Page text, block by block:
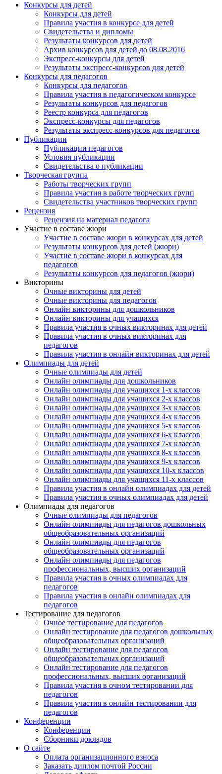
Конкурсы для детей
Конкурсы для детей
Правила участия в конкурсе для детей
Свидетельства и дипломы
Результаты конкурсов для детей
Архив конкурсов для детей до 08.08.2016
Экспресс-конкурсы для детей
Результаты экспресс-конкурсов для детей
Конкурсы для педагогов
Конкурсы для педагогов
Правила участия в педагогическом конкурсе
Результаты конкурсов для педагогов
Реестр конкурса для педагогов
Экспресс-конкурсы для педагогов
Результаты экспресс-конкурсов для педагогов
Публикации
Публикации педагогов
Условия публикации
Свидетельства о публикации
Творческая группа
Работы творческих групп
Правила участия в работе творческих групп
Свидетельства участников творческих групп
Рецензия
Рецензия на материал педагога
Участие в составе жюри
Участие в составе жюри в конкурсах для детей
Результаты конкурсов для детей (жюри)
Участие в составе жюри в конкурсах для
педагогов
Результаты конкурсов для педагогов (жюри)
Викторины
Очные викторины для детей
Очные викторины для педагогов
Онлайн викторины для дошкольников
Онлайн викторины для учащихся
Правила участия в очных викторинах для детей
Правила участия в очных викторинах для
педагогов
Правила участия в онлайн викторинах для детей
Олимпиады для детей
Очные олимпиады для детей
Онлайн олимпиады для дошкольников
Онлайн олимпиады для учащихся 1-х классов
Онлайн олимпиады для учащихся 2-х классов
Онлайн олимпиады для учащихся 3-х классов
Онлайн олимпиады для учащихся 4-х классов
Онлайн олимпиады для учащихся 5-х классов
Онлайн олимпиады для учащихся 6-х классов
Онлайн олимпиады для учащихся 7-х классов
Онлайн олимпиады для учащихся 8-х классов
Онлайн олимпиады для учащихся 9-х классов
Онлайн олимпиады для учащихся 10-х классов
Онлайн олимпиады для учащихся 11-х классов
Правила участия в онлайн олимпиадах для детей
Правила участия в очных олимпиадах для детей
Олимпиады для педагогов
Очные олимпиады для педагогов
Онлайн олимпиады для педагогов дошкольных
общеобразовательных организаций
Онлайн олимпиады для педагогов
общеобразовательных организаций
Онлайн олимпиады для педагогов
профессиональных, высших организаций
Правила участия в очных олимпиадах для
педагогов
Правила участия в онлайн олимпиадах для
педагогов
Тестирование для педагогов
Очное тестирование для педагогов
Онлайн тестирование для педагогов дошкольных
общеобразовательных организаций
Онлайн тестирование для педагогов
общеобразовательных организаций
Онлайн тестирование для педагогов
профессиональных, высших организаций
Правила участия в очном тестировании для
педагогов
Правила участия в онлайн тестировании для
педагогов
Конференции
Конференции
Сборники докладов
О сайте
Оплата организационного взноса
Заказать диплом почтой России